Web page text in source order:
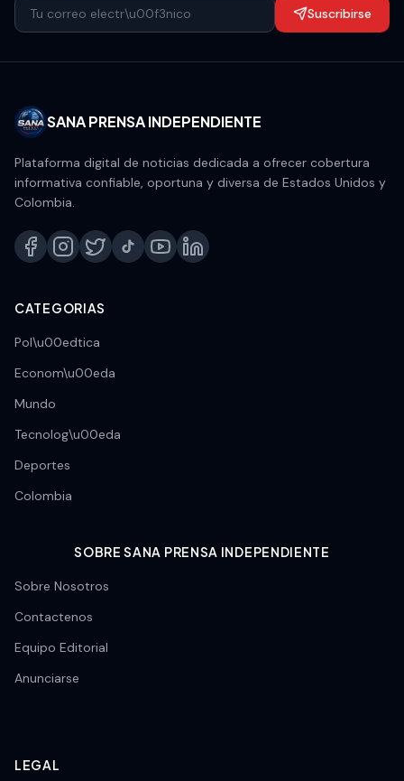
Suscribirse
SANA PRENSA INDEPENDIENTE
Plataforma digital de noticias dedicada a ofrecer cobertura
informativa confiable, oportuna y diversa de Estados Unidos y
Colombia.
CATEGORIAS
Pol\u00edtica
Econom\u00eda
Mundo
Tecnolog\u00eda
Deportes
Colombia
SOBRE SANA PRENSA INDEPENDIENTE
Sobre Nosotros
Contactenos
Equipo Editorial
Anunciarse
LEGAL